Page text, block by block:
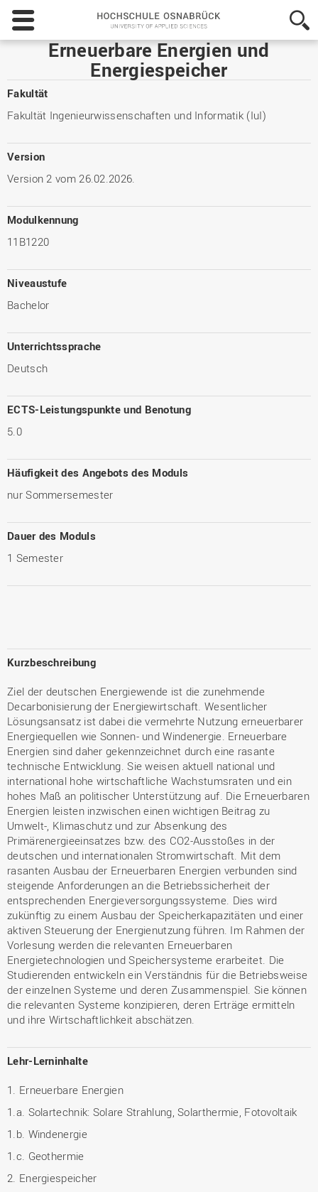
Hochschule
Osnabrück
-
University
Applied
Erneuerbare Energien und
Energiespeicher
Fakultät
Fakultät Ingenieurwissenschaften und Informatik (IuI)
Version
Version 2 vom 26.02.2026.
Modulkennung
11B1220
Niveaustufe
Bachelor
Unterrichtssprache
Deutsch
ECTS-Leistungspunkte und Benotung
5.0
Häufigkeit des Angebots des Moduls
nur Sommersemester
Dauer des Moduls
1 Semester
Kurzbeschreibung
Ziel der deutschen Energiewende ist die zunehmende
Decarbonisierung der Energiewirtschaft. Wesentlicher
Lösungsansatz ist dabei die vermehrte Nutzung erneuerbarer
Energiequellen wie Sonnen- und Windenergie. Erneuerbare
Energien sind daher gekennzeichnet durch eine rasante
technische Entwicklung. Sie weisen aktuell national und
international hohe wirtschaftliche Wachstumsraten und ein
hohes Maß an politischer Unterstützung auf. Die Erneuerbaren
Energien leisten inzwischen einen wichtigen Beitrag zu
Umwelt-, Klimaschutz und zur Absenkung des
Primärenergieeinsatzes bzw. des CO2-Ausstoßes in der
deutschen und internationalen Stromwirtschaft. Mit dem
rasanten Ausbau der Erneuerbaren Energien verbunden sind
steigende Anforderungen an die Betriebssicherheit der
entsprechenden Energieversorgungssysteme. Dies wird
zukünftig zu einem Ausbau der Speicherkapazitäten und einer
aktiven Steuerung der Energienutzung führen. Im Rahmen der
Vorlesung werden die relevanten Erneuerbaren
Energietechnologien und Speichersysteme erarbeitet. Die
Studierenden entwickeln ein Verständnis für die Betriebsweise
der einzelnen Systeme und deren Zusammenspiel. Sie können
die relevanten Systeme konzipieren, deren Erträge ermitteln
und ihre Wirtschaftlichkeit abschätzen.
Lehr-Lerninhalte
1. Erneuerbare Energien
1.a. Solartechnik: Solare Strahlung, Solarthermie, Fotovoltaik
1.b. Windenergie
1.c. Geothermie
2. Energiespeicher